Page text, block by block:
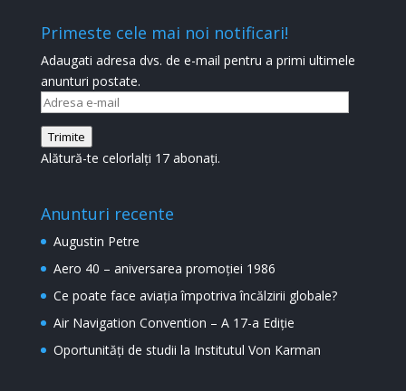
Primeste cele mai noi notificari!
Adaugati adresa dvs. de e-mail pentru a primi ultimele
anunturi postate.
Adresa
e-
mail
Trimite
Alătură-te celorlalți 17 abonați.
Anunturi recente
Augustin Petre
Aero 40 – aniversarea promoției 1986
Ce poate face aviația împotriva încălzirii globale?
Air Navigation Convention – A 17-a Ediție
Oportunități de studii la Institutul Von Karman